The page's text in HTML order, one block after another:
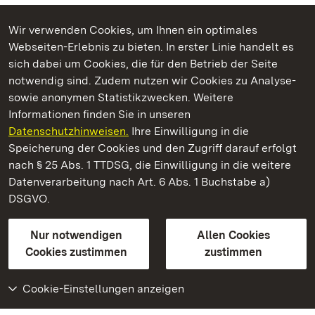
Wir verwenden Cookies, um Ihnen ein optimales
Webseiten-Erlebnis zu bieten. In erster Linie handelt es
sich dabei um Cookies, die für den Betrieb der Seite
notwendig sind. Zudem nutzen wir Cookies zu Analyse-
sowie anonymen Statistikzwecken. Weitere
Informationen finden Sie in unseren
Datenschutzhinweisen. Ihre Einwilligung in die
Speicherung der Cookies und den Zugriff darauf erfolgt
nach § 25 Abs. 1 TTDSG, die Einwilligung in die weitere
Datenverarbeitung nach Art. 6 Abs. 1 Buchstabe a)
DSGVO.
Nur notwendigen
Cookies zustimmen
Allen Cookies
zustimmen
Cookie-Einstellungen anzeigen
Kommen. Staunen. Genießen.
Staatliche Schlösser und Gärten Baden‑Württemberg
Staatliche Schlösser und Gärten Baden-Württemberg
Kontakt
GebärdenspracheLeichte Sprache
Erklärung zur Barrierefreiheit
BITV-konform (geprüfte Seiten)
Weiteres